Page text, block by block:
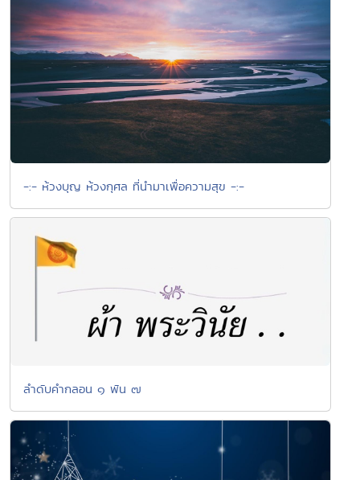
-:- ห้วงบุญ ห้วงกุศล ที่นำมาเพื่อความสุข -:-
ลำดับคำกลอน ๑ พัน ๗